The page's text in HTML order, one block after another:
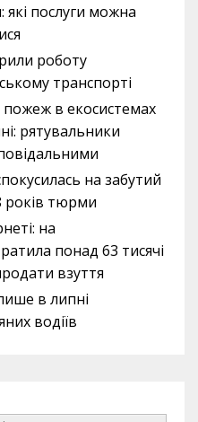
які послуги можна
роботу
транспорті
пожеж в екосистемах
рятувальники
на забутий
років тюрми
на
понад 63 тисячі
взуття
в липні
водіїв